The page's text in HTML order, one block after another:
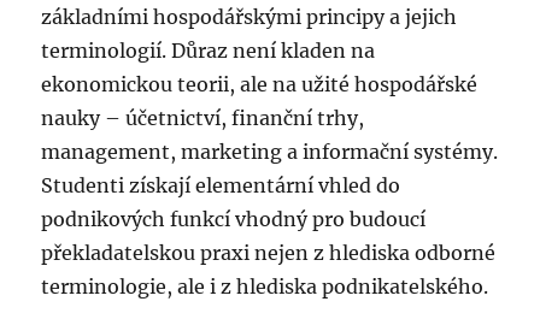
základními hospodářskými principy a jejich
terminologií. Důraz není kladen na
ekonomickou teorii, ale na užité hospodářské
nauky – účetnictví, finanční trhy,
management, marketing a informační systémy.
Studenti získají elementární vhled do
podnikových funkcí vhodný pro budoucí
překladatelskou praxi nejen z hlediska odborné
terminologie, ale i z hlediska podnikatelského.